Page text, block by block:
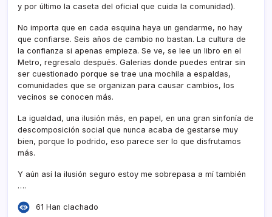
y por último la caseta del oficial que cuida la comunidad).
No importa que en cada esquina haya un gendarme, no hay
que confiarse. Seis años de cambio no bastan. La cultura de
la confianza si apenas empieza. Se ve, se lee un libro en el
Metro, regresalo después. Galerias donde puedes entrar sin
ser cuestionado porque se trae una mochila a espaldas,
comunidades que se organizan para causar cambios, los
vecinos se conocen más.
La igualdad, una ilusión más, en papel, en una gran sinfoní­a de
descomposición social que nunca acaba de gestarse muy
bien, porque lo podrido, eso parece ser lo que disfrutamos
más.
Y aún así­ la ilusión seguro estoy me sobrepasa a mí­ también
….
61 Han clachado